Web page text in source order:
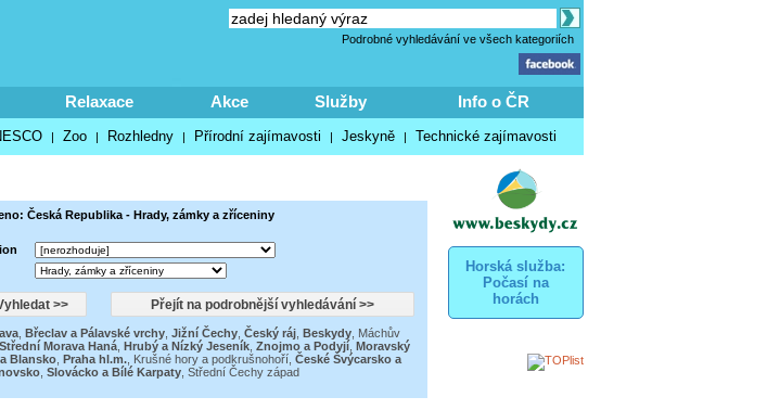
Podrobné vyhledávání ve všech kategoriích
Relaxace Akce Služby Info o ČR
| Zoo | Rozhledny | Přírodní zajímavosti | Jeskyně | Technické zajímavosti
Horská služba:
Počasí na
horách
Česká Republika - Hrady, zámky a zříceniny
, Břeclav a Pálavské vrchy, Jižní Čechy, Český ráj, Beskydy, Máchův
Střední Morava Haná, Hrubý a Nízký Jeseník, Znojmo a Podyjí, Moravský
Blansko, Praha hl.m., Krušné hory a podkrušnohoří, České Švýcarsko a
, Slovácko a Bílé Karpaty, Střední Čechy západ